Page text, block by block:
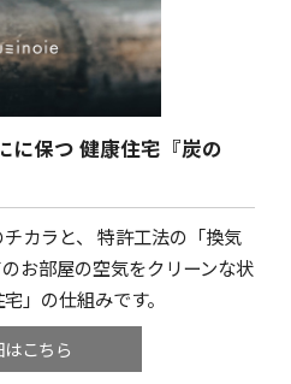
に保つ 健康住宅『炭の
チカラと、 特許工法の「換気
お部屋の空気をクリーンな状
」の仕組みです。
こちら